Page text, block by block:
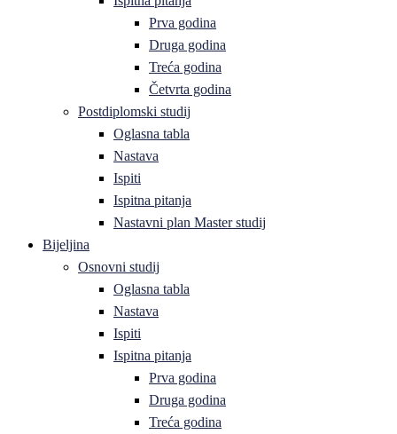
Prva godina
Druga godina
Treća godina
Četvrta godina
Postdiplomski studij
Oglasna tabla
Nastava
Ispiti
Ispitna pitanja
Nastavni plan Master studij
Bijeljina
Osnovni studij
Oglasna tabla
Nastava
Ispiti
Ispitna pitanja
Prva godina
Druga godina
Treća godina